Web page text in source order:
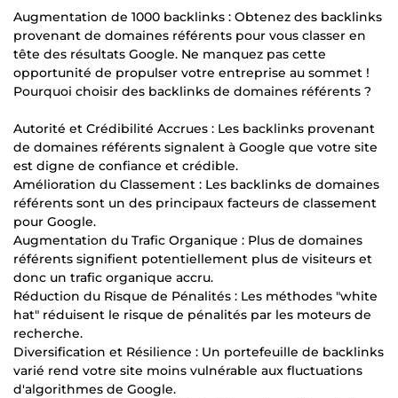
Augmentation de 1000 backlinks : Obtenez des backlinks
provenant de domaines référents pour vous classer en
tête des résultats Google. Ne manquez pas cette
opportunité de propulser votre entreprise au sommet !
Pourquoi choisir des backlinks de domaines référents ?
Autorité et Crédibilité Accrues : Les backlinks provenant
de domaines référents signalent à Google que votre site
est digne de confiance et crédible.
Amélioration du Classement : Les backlinks de domaines
référents sont un des principaux facteurs de classement
pour Google.
Augmentation du Trafic Organique : Plus de domaines
référents signifient potentiellement plus de visiteurs et
donc un trafic organique accru.
Réduction du Risque de Pénalités : Les méthodes "white
hat" réduisent le risque de pénalités par les moteurs de
recherche.
Diversification et Résilience : Un portefeuille de backlinks
varié rend votre site moins vulnérable aux fluctuations
d'algorithmes de Google.